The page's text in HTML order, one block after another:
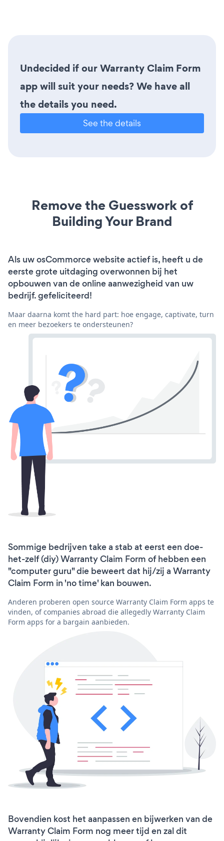
Undecided if our Warranty Claim Form
app will suit your needs? We have all
the details you need.
See the details
Remove the Guesswork of
Building Your Brand
Als uw osCommorce website actief is, heeft u de
eerste grote uitdaging overwonnen bij het
opbouwen van de online aanwezigheid van uw
bedrijf. gefeliciteerd!
Maar daarna komt the hard part: hoe engage, captivate, turn
en meer bezoekers te ondersteunen?
Sommige bedrijven take a stab at eerst een doe-
het-zelf (diy) Warranty Claim Form of hebben een
"computer guru" die beweert dat hij/zij a Warranty
Claim Form in 'no time' kan bouwen.
Anderen proberen open source Warranty Claim Form apps te
vinden, of companies abroad die allegedly Warranty Claim
Form apps for a bargain aanbieden.
Bovendien kost het aanpassen en bijwerken van de
Warranty Claim Form nog meer tijd en zal dit